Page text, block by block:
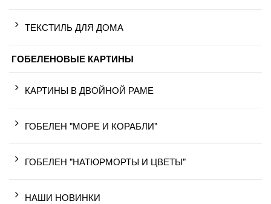
ТЕКСТИЛЬ ДЛЯ ДОМА
ГОБЕЛЕНОВЫЕ КАРТИНЫ
КАРТИНЫ В ДВОЙНОЙ РАМЕ
ГОБЕЛЕН "МОРЕ И КОРАБЛИ"
ГОБЕЛЕН "НАТЮРМОРТЫ И ЦВЕТЫ"
НАШИ НОВИНКИ